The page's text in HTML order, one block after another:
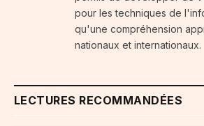
pour les techniques de
qu'une compréhension
nationaux et internationaux.
LECTURES RECOMMANDÉES